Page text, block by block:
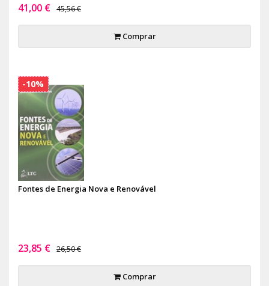
41,00 € 45,56 €
Comprar
Fontes de Energia Nova e Renovável
23,85 € 26,50 €
Comprar
-10%